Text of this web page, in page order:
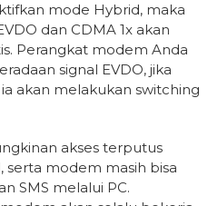
mode Hybrid, maka
dan CDMA 1x akan
Perangkat modem Anda
signal EVDO, jika
akan melakukan switching
akses terputus
serta modem masih bisa
SMS melalui PC.